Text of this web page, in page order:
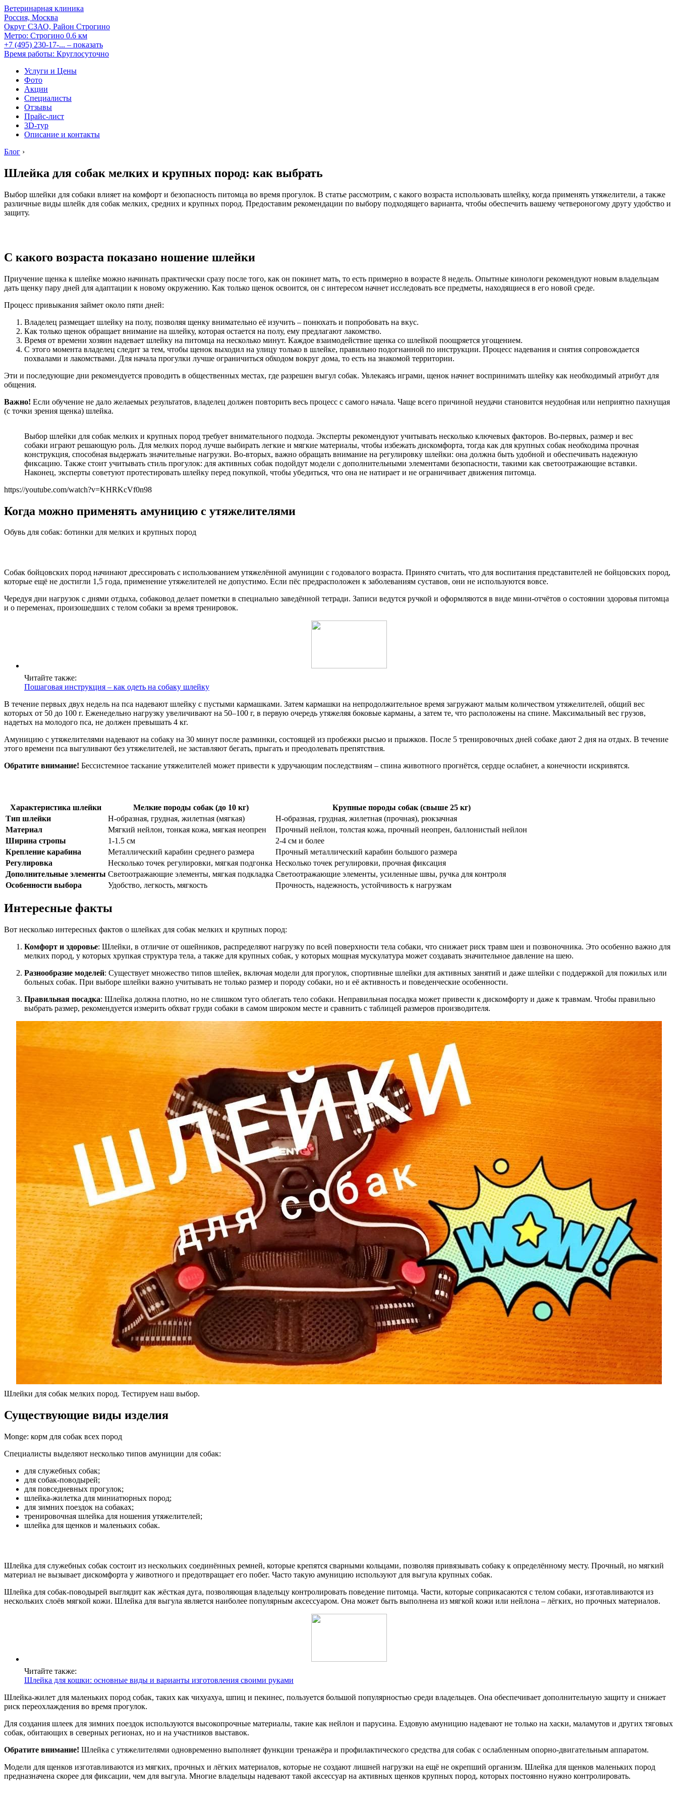
Ветеринарная клиника
Россия, Москва
Округ СЗАО, Район Строгино
Метро: Строгино 0.6 км
+7 (495) 230-17-... – показать
Время работы: Круглосуточно
Услуги и Цены
Фото
Акции
Специалисты
Отзывы
Прайс-лист
3D-тур
Описание и контакты
Блог ›
Шлейка для собак мелких и крупных пород: как выбрать
Выбор шлейки для собаки влияет на комфорт и безопасность питомца во время прогулок. В статье рассмотрим, с какого возраста использовать шлейку, когда применять утяжелители, а также
различные виды шлейк для собак мелких, средних и крупных пород. Предоставим рекомендации по выбору подходящего варианта, чтобы обеспечить вашему четвероногому другу удобство и
защиту.
С какого возраста показано ношение шлейки
Приучение щенка к шлейке можно начинать практически сразу после того, как он покинет мать, то есть примерно в возрасте 8 недель. Опытные кинологи рекомендуют новым владельцам
дать щенку пару дней для адаптации к новому окружению. Как только щенок освоится, он с интересом начнет исследовать все предметы, находящиеся в его новой среде.
Процесс привыкания займет около пяти дней:
Владелец размещает шлейку на полу, позволяя щенку внимательно её изучить – понюхать и попробовать на вкус.
Как только щенок обращает внимание на шлейку, которая остается на полу, ему предлагают лакомство.
Время от времени хозяин надевает шлейку на питомца на несколько минут. Каждое взаимодействие щенка со шлейкой поощряется угощением.
С этого момента владелец следит за тем, чтобы щенок выходил на улицу только в шлейке, правильно подогнанной по инструкции. Процесс надевания и снятия сопровождается
похвалами и лакомствами. Для начала прогулки лучше ограничиться обходом вокруг дома, то есть на знакомой территории.
Эти и последующие дни рекомендуется проводить в общественных местах, где разрешен выгул собак. Увлекаясь играми, щенок начнет воспринимать шлейку как необходимый атрибут для
общения.
Важно! Если обучение не дало желаемых результатов, владелец должен повторить весь процесс с самого начала. Чаще всего причиной неудачи становится неудобная или неприятно пахнущая
(с точки зрения щенка) шлейка.
Выбор шлейки для собак мелких и крупных пород требует внимательного подхода. Эксперты рекомендуют учитывать несколько ключевых факторов. Во-первых, размер и вес
собаки играют решающую роль. Для мелких пород лучше выбирать легкие и мягкие материалы, чтобы избежать дискомфорта, тогда как для крупных собак необходима прочная
конструкция, способная выдержать значительные нагрузки. Во-вторых, важно обращать внимание на регулировку шлейки: она должна быть удобной и обеспечивать надежную
фиксацию. Также стоит учитывать стиль прогулок: для активных собак подойдут модели с дополнительными элементами безопасности, такими как светоотражающие вставки.
Наконец, эксперты советуют протестировать шлейку перед покупкой, чтобы убедиться, что она не натирает и не ограничивает движения питомца.
https://youtube.com/watch?v=KHRKcVf0n98
Когда можно применять амуницию с утяжелителями
Обувь для собак: ботинки для мелких и крупных пород
Собак бойцовских пород начинают дрессировать с использованием утяжелённой амуниции с годовалого возраста. Принято считать, что для воспитания представителей не бойцовских пород,
которые ещё не достигли 1,5 года, применение утяжелителей не допустимо. Если пёс предрасположен к заболеваниям суставов, они не используются вовсе.
Чередуя дни нагрузок с днями отдыха, собаковод делает пометки в специально заведённой тетради. Записи ведутся ручкой и оформляются в виде мини-отчётов о состоянии здоровья питомца
и о переменах, произошедших с телом собаки за время тренировок.
Читайте также:
Пошаговая инструкция – как одеть на собаку шлейку
В течение первых двух недель на пса надевают шлейку с пустыми кармашками. Затем кармашки на непродолжительное время загружают малым количеством утяжелителей, общий вес
которых от 50 до 100 г. Еженедельно нагрузку увеличивают на 50–100 г, в первую очередь утяжеляя боковые карманы, а затем те, что расположены на спине. Максимальный вес грузов,
надетых на молодого пса, не должен превышать 4 кг.
Амуницию с утяжелителями надевают на собаку на 30 минут после разминки, состоящей из пробежки рысью и прыжков. После 5 тренировочных дней собаке дают 2 дня на отдых. В течение
этого времени пса выгуливают без утяжелителей, не заставляют бегать, прыгать и преодолевать препятствия.
Обратите внимание! Бессистемное таскание утяжелителей может привести к удручающим последствиям – спина животного прогнётся, сердце ослабнет, а конечности искривятся.
Характеристика шлейки Мелкие породы собак (до 10 кг)
Крупные породы собак (свыше 25 кг)
Тип шлейки
Н-образная, грудная, жилетная (мягкая)
Н-образная, грудная, жилетная (прочная), рюкзачная
Материал
Мягкий нейлон, тонкая кожа, мягкая неопрен
Прочный нейлон, толстая кожа, прочный неопрен, баллонистый нейлон
Ширина стропы
1-1.5 см
2-4 см и более
Крепление карабина
Металлический карабин среднего размера
Прочный металлический карабин большого размера
Регулировка
Несколько точек регулировки, мягкая подгонка Несколько точек регулировки, прочная фиксация
Дополнительные элементы Светоотражающие элементы, мягкая подкладка Светоотражающие элементы, усиленные швы, ручка для контроля
Особенности выбора
Удобство, легкость, мягкость Прочность, надежность, устойчивость к нагрузкам
Интересные факты
Вот несколько интересных фактов о шлейках для собак мелких и крупных пород:
Комфорт и здоровье: Шлейки, в отличие от ошейников, распределяют нагрузку по всей поверхности тела собаки, что снижает риск травм шеи и позвоночника. Это особенно важно для
мелких пород, у которых хрупкая структура тела, а также для крупных собак, у которых мощная мускулатура может создавать значительное давление на шею.
Разнообразие моделей: Существует множество типов шлейек, включая модели для прогулок, спортивные шлейки для активных занятий и даже шлейки с поддержкой для пожилых или
больных собак. При выборе шлейки важно учитывать не только размер и породу собаки, но и её активность и поведенческие особенности.
Правильная посадка: Шлейка должна плотно, но не слишком туго облегать тело собаки. Неправильная посадка может привести к дискомфорту и даже к травмам. Чтобы правильно
выбрать размер, рекомендуется измерить обхват груди собаки в самом широком месте и сравнить с таблицей размеров производителя.
Шлейки для собак мелких пород. Тестируем наш выбор.
Существующие виды изделия
Monge: корм для собак всех пород
Специалисты выделяют несколько типов амуниции для собак:
для служебных собак;
для собак-поводырей;
для повседневных прогулок;
шлейка-жилетка для миниатюрных пород;
для зимних поездок на собаках;
тренировочная шлейка для ношения утяжелителей;
шлейка для щенков и маленьких собак.
Шлейка для служебных собак состоит из нескольких соединённых ремней, которые крепятся сварными кольцами, позволяя привязывать собаку к определённому месту. Прочный, но мягкий
материал не вызывает дискомфорта у животного и предотвращает его побег. Часто такую амуницию используют для выгула крупных собак.
Шлейка для собак-поводырей выглядит как жёсткая дуга, позволяющая владельцу контролировать поведение питомца. Части, которые соприкасаются с телом собаки, изготавливаются из
нескольких слоёв мягкой кожи. Шлейка для выгула является наиболее популярным аксессуаром. Она может быть выполнена из мягкой кожи или нейлона – лёгких, но прочных материалов.
Читайте также:
Шлейка для кошки: основные виды и варианты изготовления своими руками
Шлейка-жилет для маленьких пород собак, таких как чихуахуа, шпиц и пекинес, пользуется большой популярностью среди владельцев. Она обеспечивает дополнительную защиту и снижает
риск переохлаждения во время прогулок.
Для создания шлеек для зимних поездок используются высокопрочные материалы, такие как нейлон и парусина. Ездовую амуницию надевают не только на хаски, маламутов и других тяговых
собак, обитающих в северных регионах, но и на участников выставок.
Обратите внимание! Шлейка с утяжелителями одновременно выполняет функции тренажёра и профилактического средства для собак с ослабленным опорно-двигательным аппаратом.
Модели для щенков изготавливаются из мягких, прочных и лёгких материалов, которые не создают лишней нагрузки на ещё не окрепший организм. Шлейка для щенков маленьких пород
предназначена скорее для фиксации, чем для выгула. Многие владельцы надевают такой аксессуар на активных щенков крупных пород, которых постоянно нужно контролировать.